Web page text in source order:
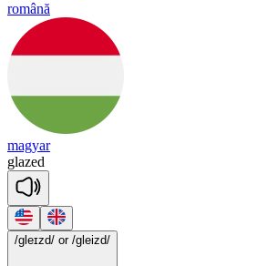
română
magyar
glazed
/gleɪzd/ or /gleizd/